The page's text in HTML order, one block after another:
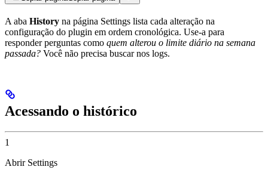
A aba History na página Settings lista cada alteração na
configuração do plugin em ordem cronológica. Use-a para
responder perguntas como quem alterou o limite diário na semana
passada? Você não precisa buscar nos logs.
Acessando o histórico
1
Abrir Settings